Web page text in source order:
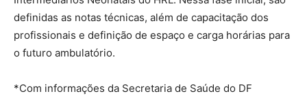
definidas as notas técnicas, além de capacitação dos
profissionais e definição de espaço e carga horárias para
o futuro ambulatório.
*Com informações da Secretaria de Saúde do DF